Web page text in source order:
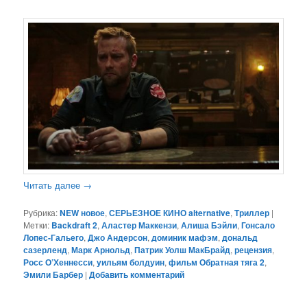
Читать далее →
Рубрика:NEW новое,СЕРЬЕЗНОЕ КИНО alternative,Триллер |
Метки: Backdraft 2,Аластер Маккензи,Алиша Бэйли,Гонсало
Лопес-Гальего,Джо Андерсон,доминик мафэм,дональд
сазерленд,Марк Арнольд,Патрик Уолш МакБрайд,рецензия,
Росс О’Хеннесси,уильям болдуин,фильм Обратная тяга 2,
Эмили Барбер |Добавить комментарий